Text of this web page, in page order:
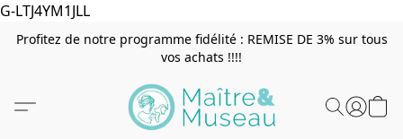
G-LTJ4YM1JLL
Profitez de notre programme fidélité : REMISE DE 3% sur tous
vos achats !!!!